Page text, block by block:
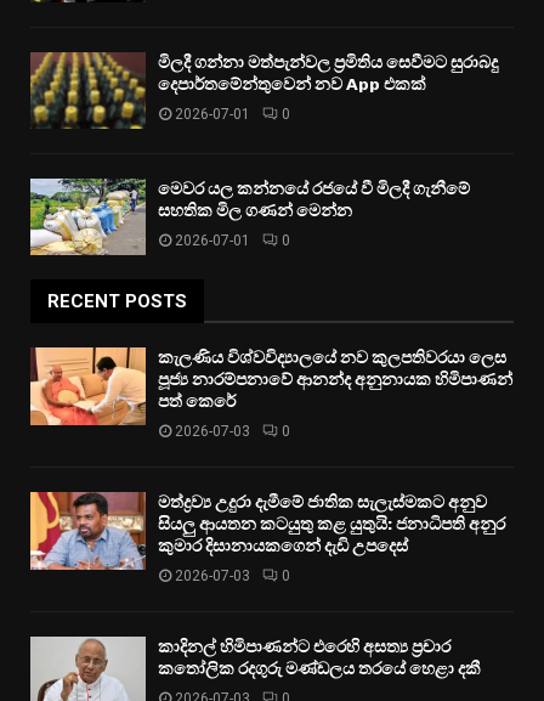
මිලදී ගන්නා මත්පැන්වල ප්‍රමිතිය සෙවීමට සුරාබදු
දෙපාර්තමේන්තුවෙන් නව App එකක්
2026-07-01 0
මෙවර යල කන්නයේ රජයේ වී මිලදී ගැනීමේ
සහතික මිල ගණන් මෙන්න
2026-07-01 0
RECENT POSTS
කැලණිය විශ්වවිද්‍යාලයේ නව කුලපතිවරයා ලෙස
පූජ්‍ය නාරම්පනාවේ ආනන්ද අනුනායක හිමිපාණන්
පත් කෙරේ
2026-07-03 0
මත්ද්‍රව්‍ය උදුරා දැමීමේ ජාතික සැලැස්මකට අනුව
සියලු ආයතන කටයුතු කළ යුතුයි: ජනාධිපති අනුර
කුමාර දිසානායකගෙන් දැඩි උපදෙස්
2026-07-03 0
කාදිනල් හිමිපාණන්ට එරෙහි අසත්‍ය ප්‍රචාර
කතෝලික රදගුරු මණ්ඩලය තරයේ හෙළා දකී